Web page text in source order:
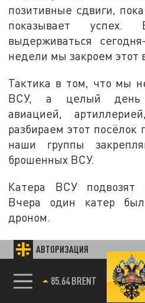
АВТОРИЗАЦИЯ
85.64 BRENT
позитивные сдвиги,
показывает
выдерживаться
недели мы закроем этот
Тактика в том, что мы
ВСУ, а целый день
авиацией,
разбираем этот посёлок
наши группы
брошенных ВСУ.
Катера ВСУ подвозят
Вчера один катер
дроном.
На запорожском
активных атак,
позиций. Пока
нигде не продвинулись.